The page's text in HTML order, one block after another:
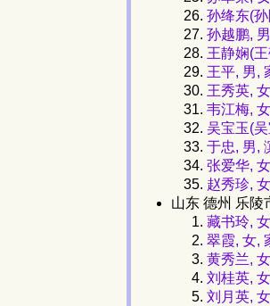
孙绛东(
孙越鹏,
王静娴(
王平, 男,
王秀英,
韦江梅,
吴宝玉(
于忠, 男,
张爱华,
赵秀珍,
山东 德州 乐陵
藏书玲,
翠霞, 女,
黄秀兰,
刘桂英,
刘月英,